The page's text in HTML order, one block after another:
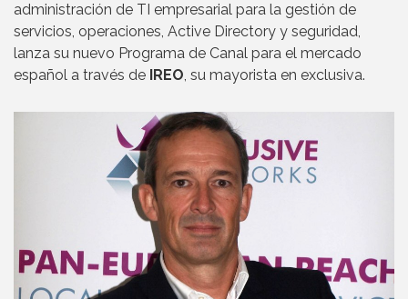
administración de TI empresarial para la gestión de
servicios, operaciones, Active Directory y seguridad,
lanza su nuevo Programa de Canal para el mercado
español a través de IREO , su mayorista en exclusiva.